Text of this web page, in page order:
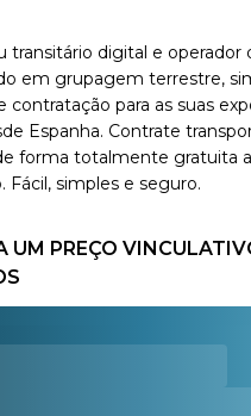
transitário digital e operador
em grupagem terrestre,
contratação para as suas
Espanha. Contrate
forma totalmente gratuita
Fácil, simples e seguro.
UM PREÇO